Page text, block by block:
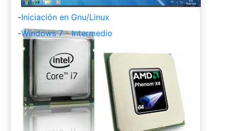
-Iniciación en Gnu/Linux
-Windows 7 - Intermedio